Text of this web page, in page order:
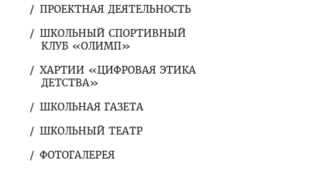
ПРОЕКТНАЯ ДЕЯТЕЛЬНОСТЬ
ШКОЛЬНЫЙ СПОРТИВНЫЙ
КЛУБ «ОЛИМП»
ХАРТИИ «ЦИФРОВАЯ ЭТИКА
ДЕТСТВА»
ШКОЛЬНАЯ ГАЗЕТА
ШКОЛЬНЫЙ ТЕАТР
ФОТОГАЛЕРЕЯ